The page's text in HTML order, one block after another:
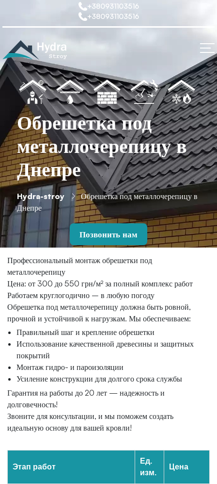
+380931103516
+380931103516
Обрешетка под
металлочерепицу в
Днепре
Hydra-stroy
Обрешетка под металлочерепицу в
Днепре
Позвонить нам
Профессиональный монтаж обрешетки под
металлочерепицу
Цена: от 300 до 550 грн/м² за полный комплекс работ
Работаем круглогодично – в любую погоду
Обрешетка под металлочерепицу должна быть ровной,
прочной и устойчивой к нагрузкам. Мы обеспечиваем:
Правильный шаг и крепление обрешетки
Использование качественной древесины и защитных
покрытий
Монтаж гидро- и пароизоляции
Усиление конструкции для долгого срока службы
Гарантия на работы до 20 лет — надежность и
долговечность!
Звоните для консультации, и мы поможем создать
идеальную основу для вашей кровли!
Этап работ
Ед.
изм.
Цена